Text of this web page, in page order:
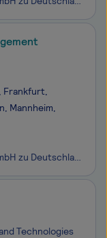
Frankfurt,
Mannheim,
Gegründet 1969 zählt die PTA GmbH zu Deutschlands ältesten, familiengeführten IT- und Unternehmensberatungen. An insgesamt 13 Standorten in Deutschland, der Schweiz und Spanien unterstützen wir unsere Kunden bei der Umsetzung von IT- und Organisationsprojekten – über alle Branchen und Technologien h
Technologies